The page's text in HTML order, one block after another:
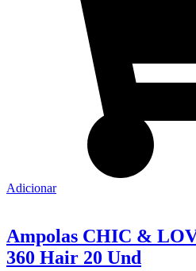
Adicionar
Ampolas CHIC &
360 Hair 20 Und